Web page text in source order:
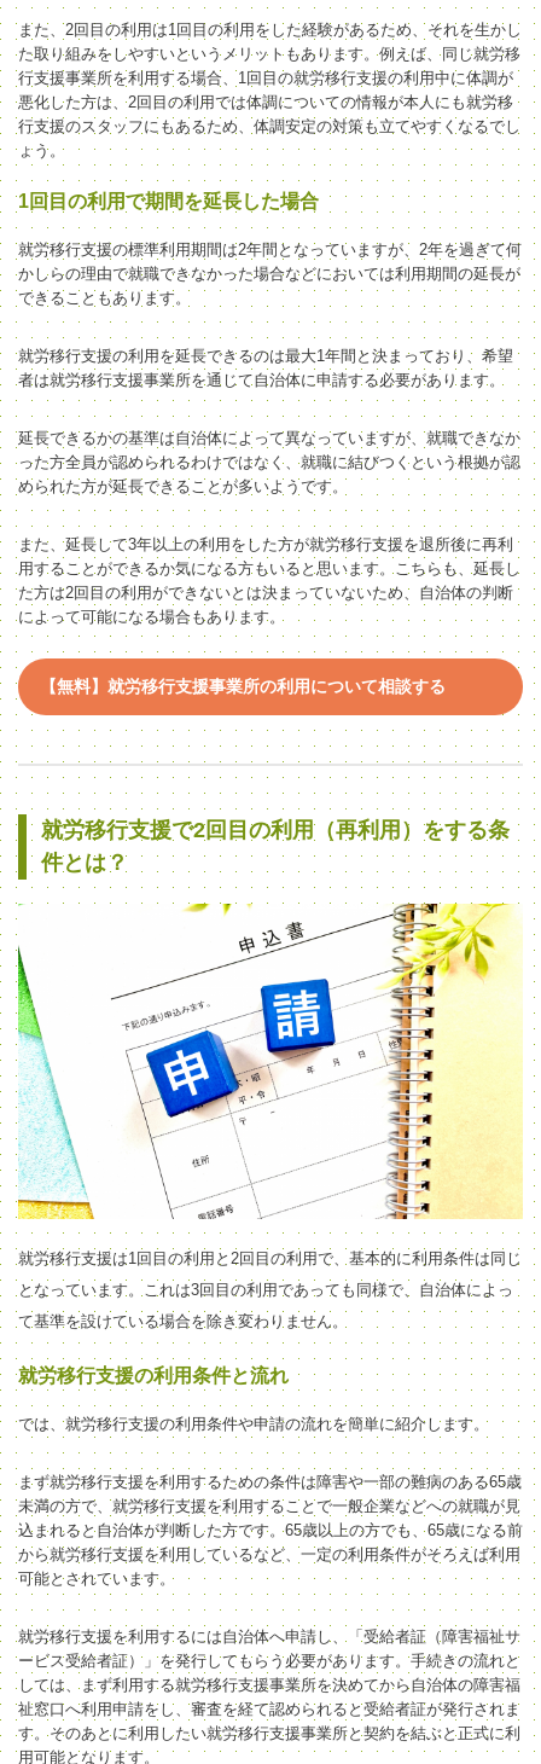
また、2回目の利用は1回目の利用をした経験があるため、それを生かし
た取り組みをしやすいというメリットもあります。例えば、同じ就労移
行支援事業所を利用する場合、1回目の就労移行支援の利用中に体調が
悪化した方は、2回目の利用では体調についての情報が本人にも就労移
行支援のスタッフにもあるため、体調安定の対策も立てやすくなるでし
ょう。
1回目の利用で期間を延長した場合
就労移行支援の標準利用期間は2年間となっていますが、2年を過ぎて何
かしらの理由で就職できなかった場合などにおいては利用期間の延長が
できることもあります。
就労移行支援の利用を延長できるのは最大1年間と決まっており、希望
者は就労移行支援事業所を通じて自治体に申請する必要があります。
延長できるかの基準は自治体によって異なっていますが、就職できなか
った方全員が認められるわけではなく、就職に結びつくという根拠が認
められた方が延長できることが多いようです。
また、延長して3年以上の利用をした方が就労移行支援を退所後に再利
用することができるか気になる方もいると思います。こちらも、延長し
た方は2回目の利用ができないとは決まっていないため、自治体の判断
によって可能になる場合もあります。
【無料】就労移行支援事業所の利用について相談する
就労移行支援で2回目の利用（再利用）をする条
件とは？
就労移行支援は1回目の利用と2回目の利用で、基本的に利用条件は同じ
となっています。これは3回目の利用であっても同様で、自治体によっ
て基準を設けている場合を除き変わりません。
就労移行支援の利用条件と流れ
では、就労移行支援の利用条件や申請の流れを簡単に紹介します。
まず就労移行支援を利用するための条件は障害や一部の難病のある65歳
未満の方で、就労移行支援を利用することで一般企業などへの就職が見
込まれると自治体が判断した方です。65歳以上の方でも、65歳になる前
から就労移行支援を利用しているなど、一定の利用条件がそろえば利用
可能とされています。
就労移行支援を利用するには自治体へ申請し、「受給者証（障害福祉サ
ービス受給者証）」を発行してもらう必要があります。手続きの流れと
しては、まず利用する就労移行支援事業所を決めてから自治体の障害福
祉窓口へ利用申請をし、審査を経て認められると受給者証が発行されま
す。そのあとに利用したい就労移行支援事業所と契約を結ぶと正式に利
用可能となります。